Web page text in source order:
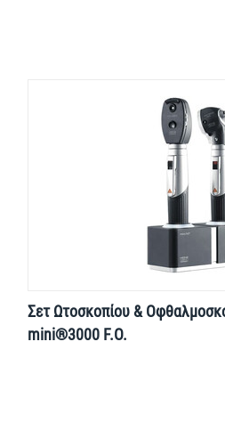
Σετ Ωτοσκοπίου &
mini®3000 F.O.